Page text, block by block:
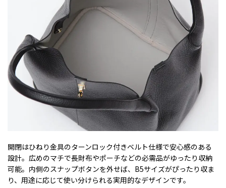
開閉はひねり金具のターンロック付きベルト仕様で安心感のある
設計。広めのマチで長財布やポーチなどの必需品がゆったり収納
可能。内側のスナップボタンを外せば、B5サイズがぴったり収ま
り、用途に応じて使い分けられる実用的なデザインです。